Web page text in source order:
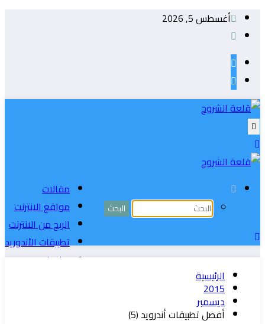
التجاوز
إلى
المحتوى
أغسطس 5, 2026
مقالات
مواقع الانترنت
الربح من الانترنت
تطبيقات الأندوريد
ويندوز
الرئيسية
2015
ديسمبر
أفضل تطبيقات أندرويد (5)